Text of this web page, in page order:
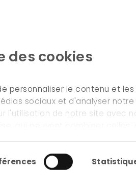
des cookies
personnaliser le contenu et
sociaux et d'analyser
l'utilisation de notre site avec